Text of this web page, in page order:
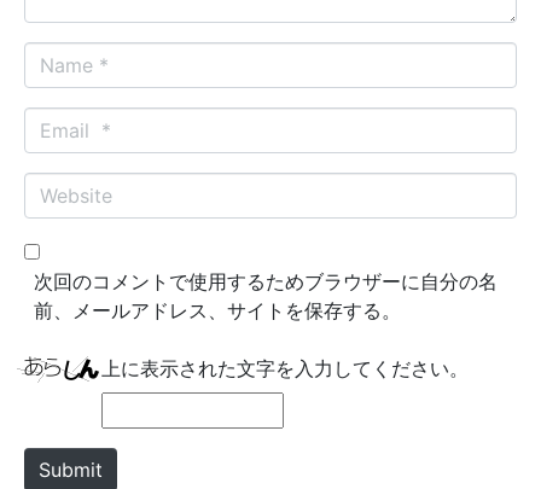
a
m
*
m
a
*
W
e
b
e
次回のコメントで使用するためブラウザーに自分の名
前、メールアドレス、サイトを保存する。
上に表示された文字を入力してください。
Submit